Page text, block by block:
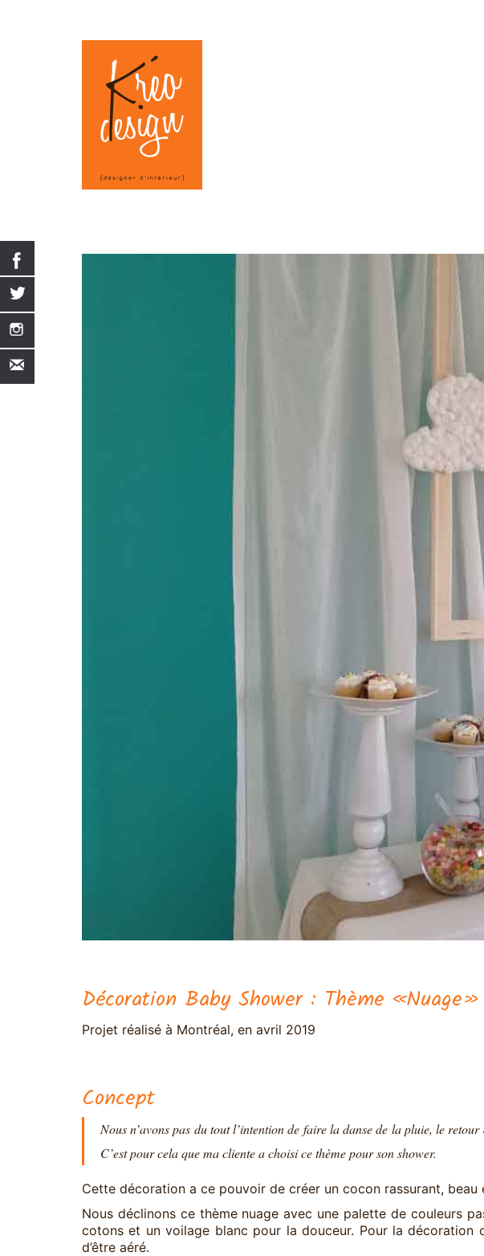
Décoration Baby Shower : Thème «Nuage»
Projet réalisé à Montréal, en avril 2019
Concept
Nous n’avons pas du tout l’intention de faire la danse de la pluie, le
C’est pour cela que ma cliente a choisi ce thème pour son shower.
Cette décoration a ce pouvoir de créer un cocon rassurant,
Nous déclinons ce thème nuage avec une palette de couleurs
cotons et un voilage blanc pour la douceur. Pour la
d’être aéré.